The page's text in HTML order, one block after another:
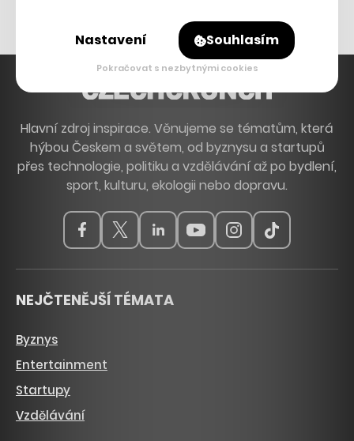
Hlavní zdroj inspirace. Věnujeme se tématům, která
hýbou Českem a světem, od byznysu a startupů
přes technologie, politiku a vzdělávání až po bydlení,
sport, kulturu, ekologii nebo dopravu.
NEJČTENĚJŠÍ TÉMATA
Byznys
Entertainment
Startupy
Vzdělávání
Nastavení Souhlasím
Pokračovat s nezbytnými cookies